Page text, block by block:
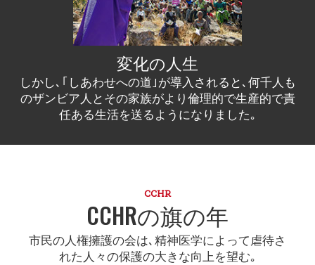
変化の人生
しかし､｢しあわせへの道｣が導入されると､何千人も
のザンビア人とその家族がより倫理的で生産的で責
任ある生活を送るようになりました｡
CCHR
CCHRの旗の年
市民の人権擁護の会は､精神医学によって虐待さ
れた人々の保護の大きな向上を望む｡